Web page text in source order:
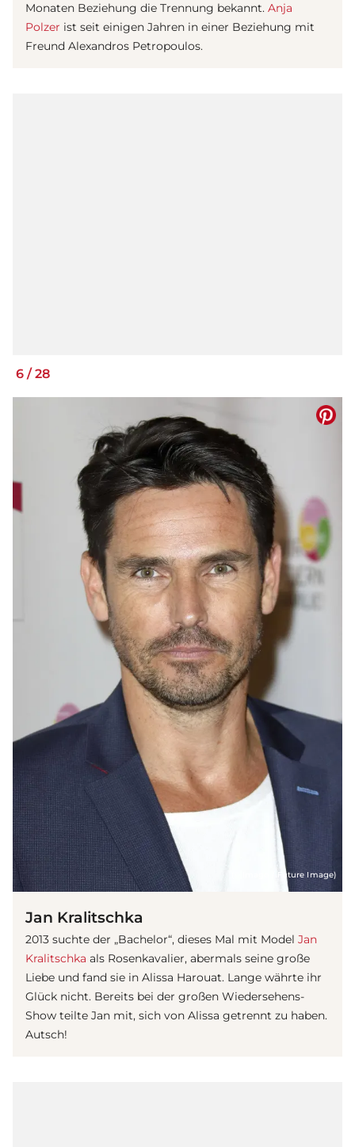
Monaten Beziehung die Trennung bekannt. Anja
Polzer ist seit einigen Jahren in einer Beziehung mit
Freund Alexandros Petropoulos.
6 / 28
(© Imago / Future Image)
Jan Kralitschka
2013 suchte der „Bachelor“, dieses Mal mit Model Jan
Kralitschka als Rosenkavalier, abermals seine große
Liebe und fand sie in Alissa Harouat. Lange währte ihr
Glück nicht. Bereits bei der großen Wiedersehens-
Show teilte Jan mit, sich von Alissa getrennt zu haben.
Autsch!